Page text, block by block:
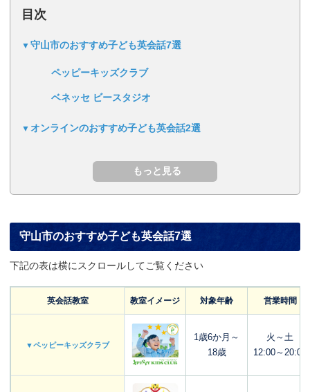
目次
守山市のおすすめ子ども英会話7選
ペッピーキッズクラブ
ベネッセ ビースタジオ
オンラインのおすすめ子ども英会話2選
守山市のおすすめ子ども英会話7選
下記の表は横にスクロールしてご覧ください
英会話教室 教室イメージ 対象年齢 営業時間
▼ペッピーキッズクラブ
1歳6か月～
18歳
火～土
12:00～20:00